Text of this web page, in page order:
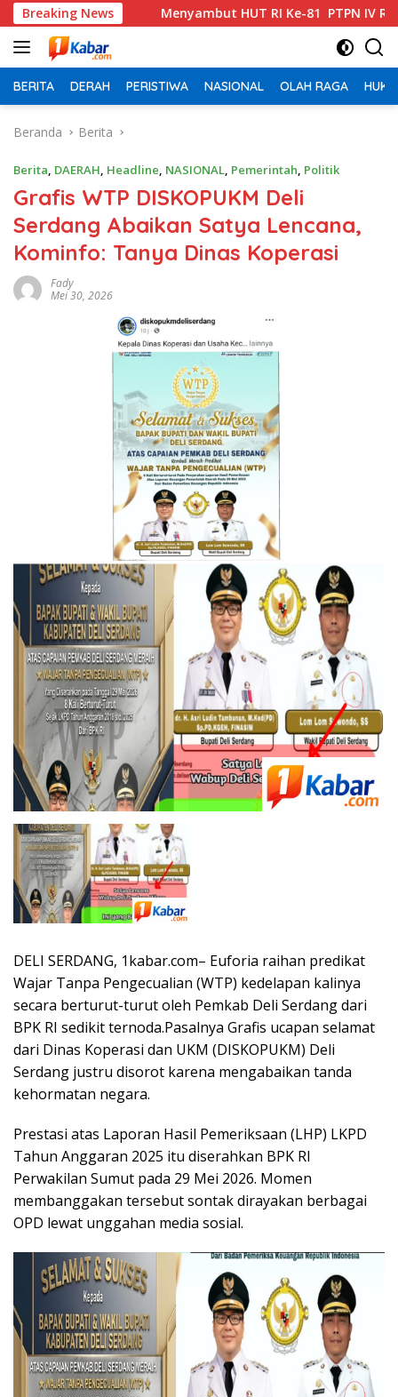
Langsung
ke
konten
Breaking News
I Menyambut HUT RI Ke-81 PTPN IV Regional VI
BERITA DERAH PERISTIWA NASIONAL OLAH RAGA
Beranda Berita
Berita, DAERAH, Headline, NASIONAL, Pemerintah, Politik
Grafis WTP DISKOPUKM Deli
Serdang Abaikan Satya Lencana,
Kominfo: Tanya Dinas Koperasi
Fady
Mei 30, 2026
DELI SERDANG, 1kabar.com– Euforia raihan predikat
Wajar Tanpa Pengecualian (WTP) kedelapan kalinya
secara berturut-turut oleh Pemkab Deli Serdang dari
BPK RI sedikit ternoda.Pasalnya Grafis ucapan selamat
dari Dinas Koperasi dan UKM (DISKOPUKM) Deli
Serdang justru disorot karena mengabaikan tanda
kehormatan negara.
Prestasi atas Laporan Hasil Pemeriksaan (LHP) LKPD
Tahun Anggaran 2025 itu diserahkan BPK RI
Perwakilan Sumut pada 29 Mei 2026. Momen
membanggakan tersebut sontak dirayakan berbagai
OPD lewat unggahan media sosial.